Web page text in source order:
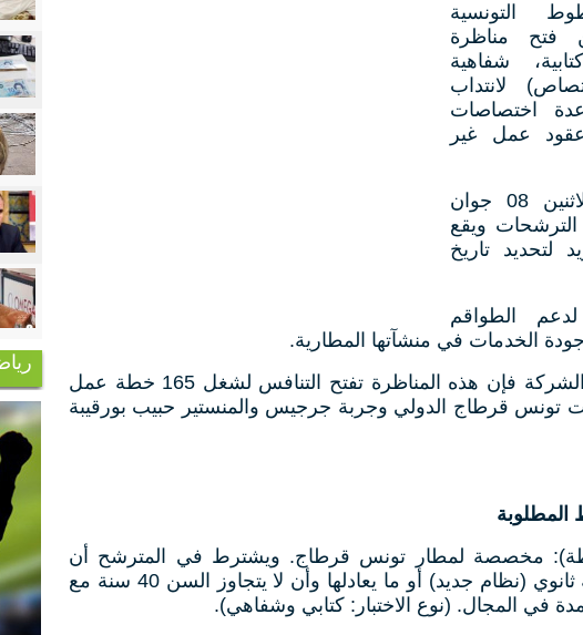
التونسية
فتح مناظرة
شفاهية
لانتداب
اختصاصات
عمل غير
وحددت الشركة يوم الاثنين 08 جوان
الترشحات ويقع
لتحديد تاريخ
لدعم الطواقم
الخدمات في منشآتها المطارية.
ووفقا للبلاغ الصادر عن الشركة فإن هذه المناظرة تفتح التنافس لشغل 165 خطة عمل
تونس قرطاج الدولي وجربة جرجيس والمنستير حبيب بورقيبة
استغلال (45 خطة): مخصصة لمطار تونس قرطاج. ويشترط في المترشح أن
يكون بمستوى سنة رابعة ثانوي (نظام جديد) أو ما يعادلها وأن لا يتجاوز السن 40 سنة مع
في المجال. (نوع الاختبار: كتابي وشفاهي).